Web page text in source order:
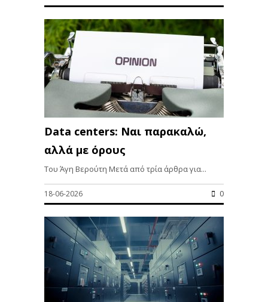
Data centers: Ναι παρακαλώ,
αλλά με όρους
Του Άγη Βερούτη Μετά από τρία άρθρα για...
18-06-2026 0